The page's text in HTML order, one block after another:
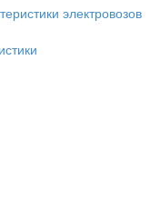
электровозов